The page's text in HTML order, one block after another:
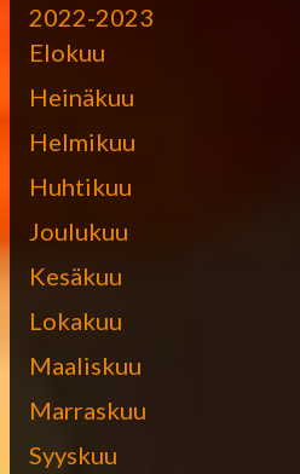
2022-2023
Elokuu
Heinäkuu
Helmikuu
Huhtikuu
Joulukuu
Kesäkuu
Lokakuu
Maaliskuu
Marraskuu
Syyskuu